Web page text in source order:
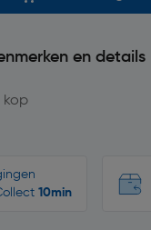
en details
kop
10min